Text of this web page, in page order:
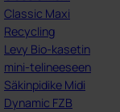
Classic Maxi
Recycling
Levy Bio-kasetin
mini-telineeseen
Säkinpidike Midi
Dynamic FZB